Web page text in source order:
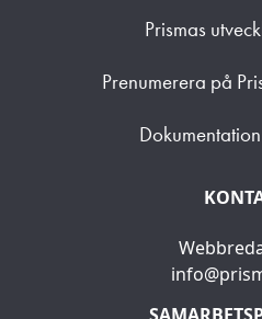
Prismas
Prenumerera på